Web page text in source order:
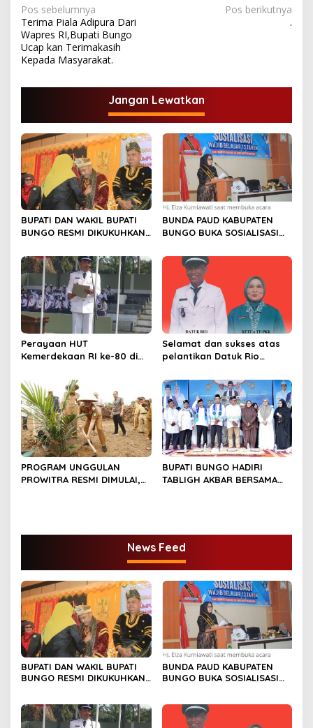
N
a
v
i
g
s
i
p
o
s
Pos sebelumnya
Terima Piala Adipura Dari
Wapres RI,Bupati Bungo
Ucap kan Terimakasih
Kepada Masyarakat.
Pos berikutnya
.
Jangan Lewatkan
BUPATI DAN WAKIL BUPATI
BUNGO RESMI DIKUKUHKAN
BUNDO KANDUNG
BUNDA PAUD KABUPATEN
BUNGO BUKA SOSIALISASI
Perayaan HUT
Kemerdekaan RI ke-80 di
Selamat dan sukses atas
pelantikan Datuk Rio
PROGRAM UNGGULAN
PROWITRA RESMI DIMULAI,
BUPATI BUNGO HADIRI
TABLIGH AKBAR BERSAMA
News Feed
BUPATI DAN WAKIL BUPATI
BUNGO RESMI DIKUKUHKAN
BUNDA PAUD KABUPATEN
BUNGO BUKA SOSIALISASI